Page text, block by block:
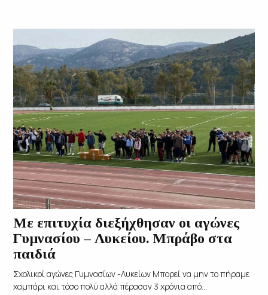
Mε επιτυχία διεξήχθησαν οι αγώνες
Γυμνασίου – Λυκείου. Μπράβο στα
παιδιά
Σχολικοί αγώνες Γυμνασίων -Λυκείων Μπορεί να μην το πήραμε
χαμπάρι και τόσο πολύ αλλά πέρασαν 3 χρόνια από...